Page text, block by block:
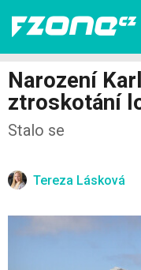
VIDEA
CHYTRÁ MĚSTA
ŽIVOT
HRY A ZÁBAVA
Přihlášení a
Facebook
Narození
ztroskotání
Stalo se
Tereza Lásková